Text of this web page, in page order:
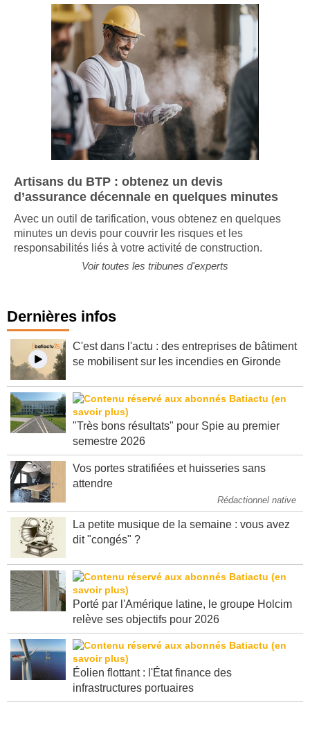
Artisans du BTP : obtenez un devis
d’assurance décennale en quelques minutes
Avec un outil de tarification, vous obtenez en quelques
minutes un devis pour couvrir les risques et les
Dernières infos
C'est dans l'actu : des entreprises de bâtiment
"Très bons résultats" pour Spie au premier
Vos portes stratifiées et huisseries sans
Rédactionnel native
La petite musique de la semaine : vous avez
Porté par l'Amérique latine, le groupe Holcim
Éolien flottant : l'État finance des